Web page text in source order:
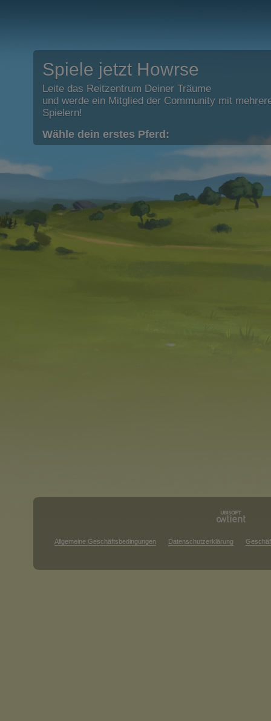
Spiele jetzt Howrse
Leite das Reitzentrum Deiner Träume
und werde ein Mitglied der Community mit
Spielern!
Wähle dein erstes Pferd:
Allgemeine Geschäftsbedingungen Datenschutzerklärung